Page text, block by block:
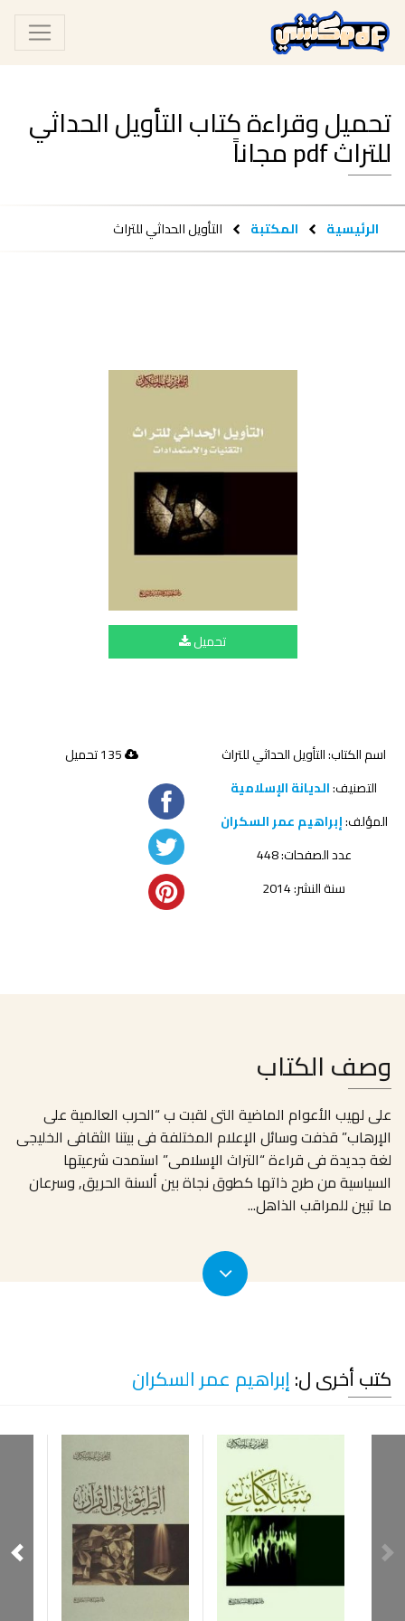
تحميل وقراءة كتاب التأويل الحداثي
للتراث pdf مجاناً
الرئيسية المكتبة التأويل الحداثي للتراث
تحميل
اسم الكتاب: التأويل الحداثي للتراث
التصنيف:الديانة الإسلامية
المؤلف:إبراهيم عمر السكران
عدد الصفحات: 448
سنة النشر: 2014
وصف الكتاب
على لهيب الأعوام الماضية التى لقبت ب “الحرب العالمية على
الإرهاب” قذفت وسائل الإعلام المختلفة فى بيتنا الثقافى الخليجى
لغة جديدة فى قراءة “التراث الإسلامى” استمدت شرعيتها
السياسية من طرح ذاتها كطوق نجاة بين ألسنة الحريق, وسرعان
ما تبين للمراقب الذاهل...
كتب أخرى ل:إبراهيم عمر السكران